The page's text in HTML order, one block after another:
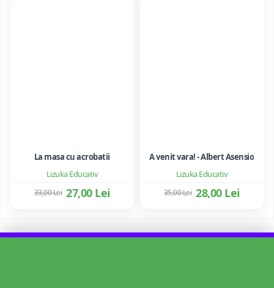
Lizuka Educativ
La masa cu acrobatii
27,00 Lei
33,00 Lei
Lizuka Educativ
A venit vara! - Albert Asensio
28,00 Lei
35,00 Lei